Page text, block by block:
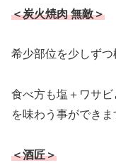
＜炭火焼肉 無敵＞
希少部位を少しずつ
食べ方も塩＋ワサ
を味わう事ができま
＜酒匠＞